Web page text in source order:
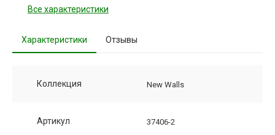
Все характеристики
Характеристики Отзывы
Коллекция New Walls
Артикул 37406-2